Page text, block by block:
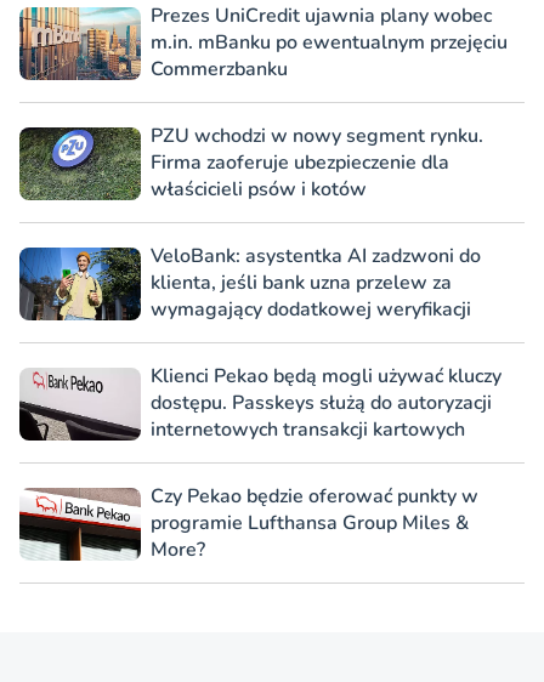
Prezes UniCredit ujawnia plany wobec
m.in. mBanku po ewentualnym przejęciu
Commerzbanku
PZU wchodzi w nowy segment rynku.
Firma zaoferuje ubezpieczenie dla
właścicieli psów i kotów
VeloBank: asystentka AI zadzwoni do
klienta, jeśli bank uzna przelew za
wymagający dodatkowej weryfikacji
Klienci Pekao będą mogli używać kluczy
dostępu. Passkeys służą do autoryzacji
internetowych transakcji kartowych
Czy Pekao będzie oferować punkty w
programie Lufthansa Group Miles &
More?